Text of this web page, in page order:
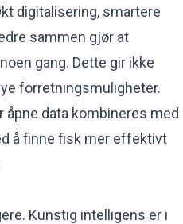
digitalisering, smartere
sammen gjør at
gang. Dette gir ikke
forretningsmuligheter.
åpne data kombineres med
å finne fisk mer effektivt
Kunstig intelligens er i